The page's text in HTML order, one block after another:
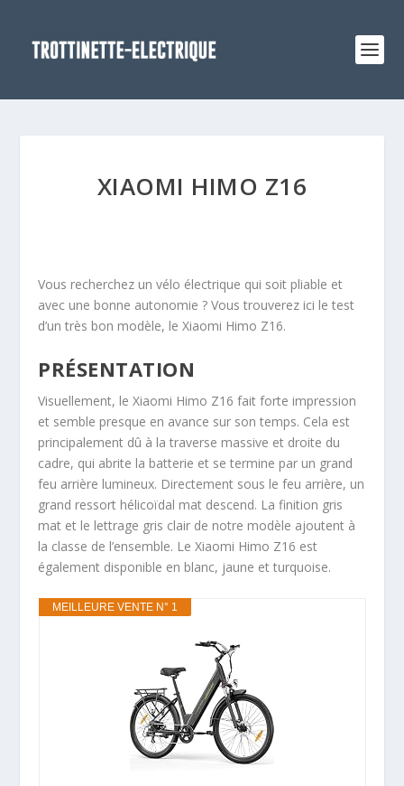
XIAOMI HIMO Z16
Vous recherchez un vélo électrique qui soit pliable et
avec une bonne autonomie ? Vous trouverez ici le test
d’un très bon modèle, le Xiaomi Himo Z16.
PRÉSENTATION
Visuellement, le Xiaomi Himo Z16 fait forte impression
et semble presque en avance sur son temps. Cela est
principalement dû à la traverse massive et droite du
cadre, qui abrite la batterie et se termine par un grand
feu arrière lumineux. Directement sous le feu arrière, un
grand ressort hélicoïdal mat descend. La finition gris
mat et le lettrage gris clair de notre modèle ajoutent à
la classe de l’ensemble. Le Xiaomi Himo Z16 est
également disponible en blanc, jaune et turquoise.
MEILLEURE VENTE N° 1